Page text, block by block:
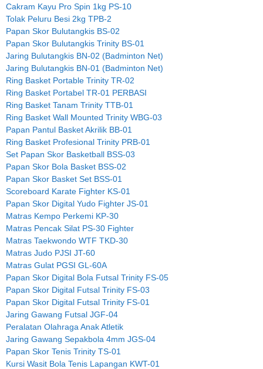
Cakram Kayu Pro Spin 1kg PS-10
Tolak Peluru Besi 2kg TPB-2
Papan Skor Bulutangkis BS-02
Papan Skor Bulutangkis Trinity BS-01
Jaring Bulutangkis BN-02 (Badminton Net)
Jaring Bulutangkis BN-01 (Badminton Net)
Ring Basket Portable Trinity TR-02
Ring Basket Portabel TR-01 PERBASI
Ring Basket Tanam Trinity TTB-01
Ring Basket Wall Mounted Trinity WBG-03
Papan Pantul Basket Akrilik BB-01
Ring Basket Profesional Trinity PRB-01
Set Papan Skor Basketball BSS-03
Papan Skor Bola Basket BSS-02
Papan Skor Basket Set BSS-01
Scoreboard Karate Fighter KS-01
Papan Skor Digital Yudo Fighter JS-01
Matras Kempo Perkemi KP-30
Matras Pencak Silat PS-30 Fighter
Matras Taekwondo WTF TKD-30
Matras Judo PJSI JT-60
Matras Gulat PGSI GL-60A
Papan Skor Digital Bola Futsal Trinity FS-05
Papan Skor Digital Futsal Trinity FS-03
Papan Skor Digital Futsal Trinity FS-01
Jaring Gawang Futsal JGF-04
Peralatan Olahraga Anak Atletik
Jaring Gawang Sepakbola 4mm JGS-04
Papan Skor Tenis Trinity TS-01
Kursi Wasit Bola Tenis Lapangan KWT-01